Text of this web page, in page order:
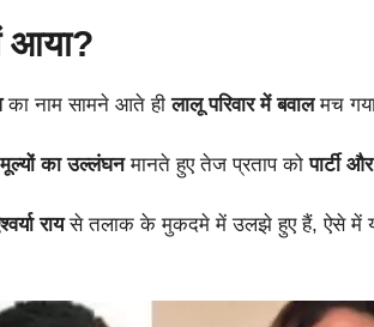
आया?
का नाम सामने आते हीलालू परिवार में बवालमच
का उल्लंघनमानते हुए तेज प्रताप कोपार्टी
रायसे तलाक के मुकदमे में उलझे हुए हैं, ऐसे में